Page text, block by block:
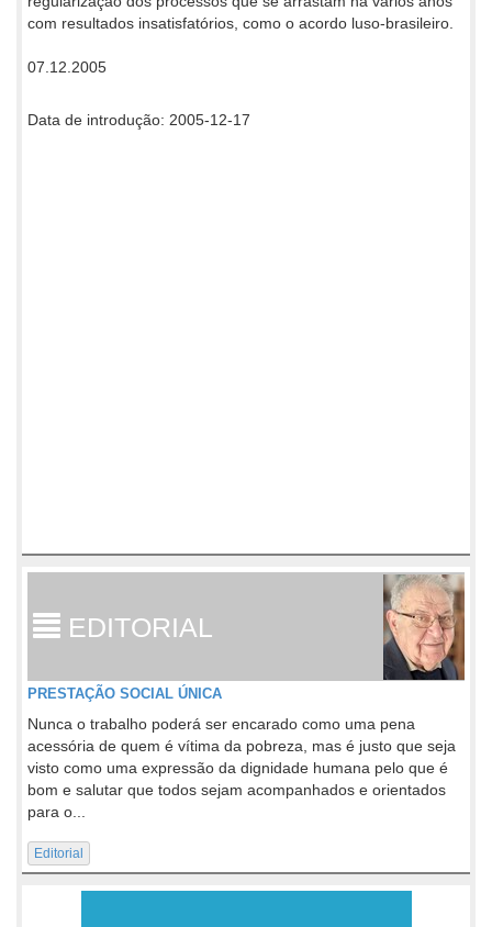
com resultados insatisfatórios, como o acordo luso-brasileiro.
07.12.2005
Data de introdução: 2005-12-17
EDITORIAL
PRESTAÇÃO SOCIAL ÚNICA
Nunca o trabalho poderá ser encarado como uma pena
acessória de quem é vítima da pobreza, mas é justo que seja
visto como uma expressão da dignidade humana pelo que é
bom e salutar que todos sejam acompanhados e orientados
para o...
Editorial